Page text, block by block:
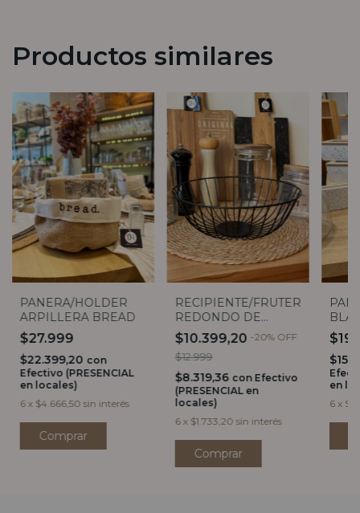
Productos similares
PANERA/HOLDER
ARPILLERA BREAD
$27.999
$22.399,20 con
Efectivo (PRESENCIAL
en locales)
6 x $4.666,50 sin interés
RECIPIENTE/FRUTERA
REDONDO DE
HIERRO
$10.399,20 -20% OFF
$12.999
$8.319,36 con Efectivo
(PRESENCIAL en
locales)
6 x $1.733,20 sin interés
en
6 x